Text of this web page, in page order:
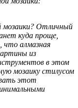
мозаики? Отличный
куда проще,
что алмазная
из
в этом
мозаику стилусом
этот